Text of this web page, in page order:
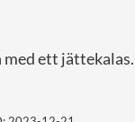
ett jättekalas.